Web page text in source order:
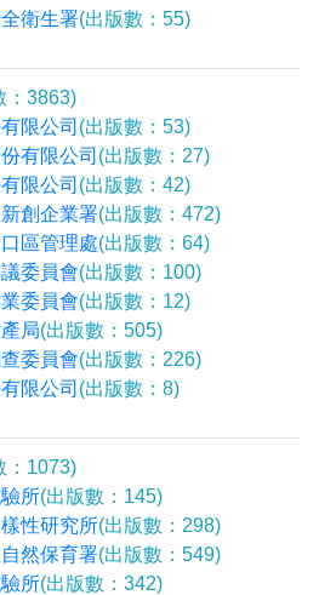
衛生署(出版數：55)
：3863)
限公司 (出版數：53)
有限公司 (出版數：27)
限公司 (出版數：42)
創企業署(出版數：472)
區管理處(出版數：64)
委員會(出版數：100)
委員會(出版數：12)
局(出版數：505)
委員會(出版數：226)
限公司 (出版數：8)
：1073)
所(出版數：145)
性研究所(出版數：298)
然保育署(出版數：549)
所(出版數：342)